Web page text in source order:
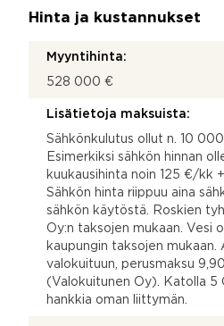
Hinta ja kustannukset
Myyntihinta:
528 000 €
Lisätietoja maksuista:
Sähkönkulutus ollut n. 10
Esimerkiksi sähkön hinnan
kuukausihinta noin 125 €/kk
Sähkön hinta riippuu aina
sähkön käytöstä. Roskien
Oy:n taksojen mukaan. Vesi
kaupungin taksojen
valokuituun, perusmaksu
(Valokuitunen Oy). Katolla 5
hankkia oman liittymän.